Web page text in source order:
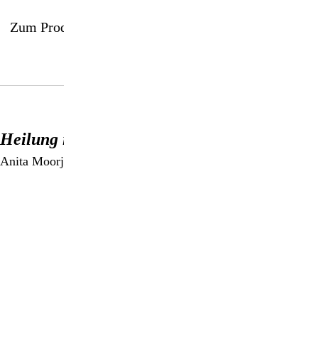
Zum Produkt
Heilung im Licht
Anita Moorjani